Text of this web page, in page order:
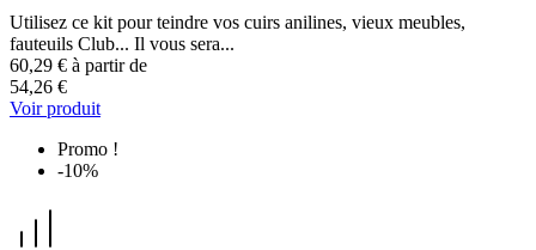
Utilisez ce kit pour teindre vos cuirs anilines, vieux meubles,
fauteuils Club... Il vous sera...
60,29 € à partir de
54,26 €
Voir produit
Promo !
-10%